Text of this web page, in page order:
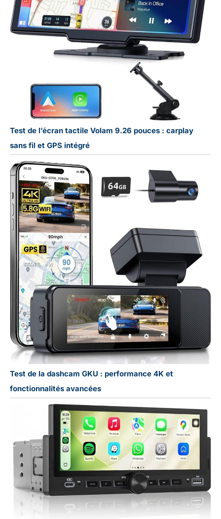
Test de l’écran tactile Volam 9.26 pouces : carplay
sans fil et GPS intégré
Test de la dashcam GKU : performance 4K et
fonctionnalités avancées